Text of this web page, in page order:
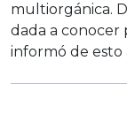
multiorgánica.
dada a conocer
informó de esto